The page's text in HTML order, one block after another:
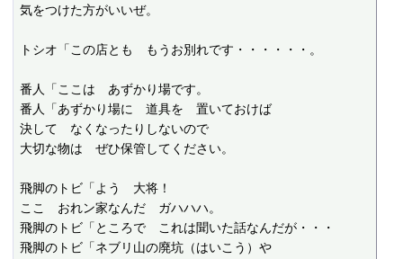
気をつけた方がいいぜ。
トシオ「この店とも　もうお別れです・・・・・・。
番人「ここは　あずかり場です。
番人「あずかり場に　道具を　置いておけば
決して　なくなったりしないので
大切な物は　ぜひ保管してください。
飛脚のトビ「よう　大将！
ここ　おれン家なんだ　ガハハハ。
飛脚のトビ「ところで　これは聞いた話なんだが・・・
飛脚のトビ「ネブリ山の廃坑（はいこう）や